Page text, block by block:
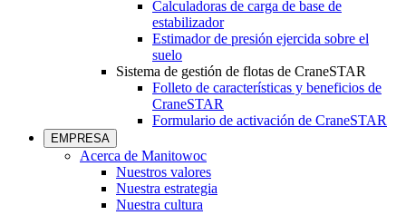
Calculadoras de carga de base de
estabilizador
Estimador de presión ejercida sobre el
suelo
Sistema de gestión de flotas de CraneSTAR
Folleto de características y beneficios de
CraneSTAR
Formulario de activación de CraneSTAR
EMPRESA
Acerca de Manitowoc
Nuestros valores
Nuestra estrategia
Nuestra cultura